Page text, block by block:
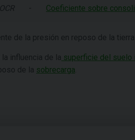
OCR - Coeficiente sobre
de la presión en reposo de la
influencia de la superficie del suelo
de la sobrecarga